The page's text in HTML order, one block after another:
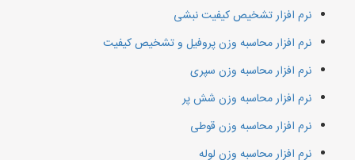
نرم افزار تشخیص کیفیت نبشی
نرم افزار محاسبه وزن پروفیل و تشخیص کیفیت
نرم افزار محاسبه وزن سپری
نرم افزار محاسبه وزن شش پر
نرم افزار محاسبه وزن قوطی
نرم افزار محاسبه وزن لوله